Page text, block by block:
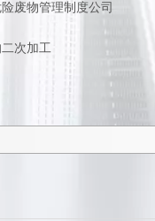
废物管理制度公司
次加工